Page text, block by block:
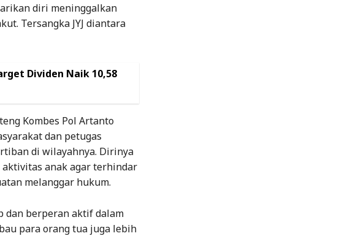
diri meninggalkan
Tersangka JYJ diantara
Dividen Naik 10,58
Kombes Pol Artanto
dan petugas
di wilayahnya. Dirinya
anak agar terhindar
melanggar hukum.
dan berperan aktif dalam
para orang tua juga lebih